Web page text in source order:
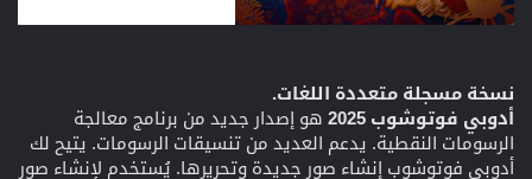
نسخة مسجلة متعددة اللغات.
أدوبي فوتوشوب 2025
هو إصدار جديد من برنامج معالجة
الرسومات النقطية. يدعم العديد من تنسيقات الرسومات. يتيح لك
أدوبي فوتوشوب إنشاء صور جديدة وتحريرها. يُستخدم لإنشاء صور